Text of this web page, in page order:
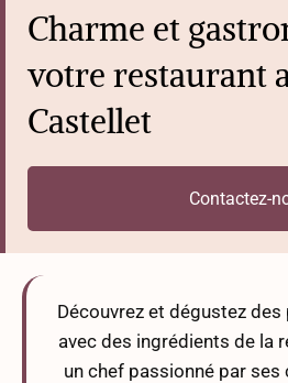
Charme et
votre restaurant
Castellet
Contactez-
Découvrez et dégustez
avec des ingrédients de la
un chef passionné par